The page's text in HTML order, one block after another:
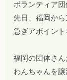
ボランティア
先日、福岡か
急ぎアポイン
福岡の団体さ
わんちゃんを譲